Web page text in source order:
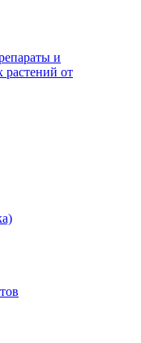
и
от